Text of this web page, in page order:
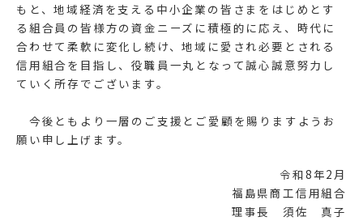
もと、地域経済を支える中小企業の皆さまをはじめとす
る組合員の皆様方の資金ニーズに積極的に応え、時代に
合わせて柔軟に変化し続け、地域に愛され必要とされる
信用組合を目指し、役職員一丸となって誠心誠意努力し
ていく所存でございます。
今後ともより一層のご支援とご愛顧を賜りますようお
願い申し上げます。
令和8年2月
福島県商工信用組合
理事長 須佐 真子